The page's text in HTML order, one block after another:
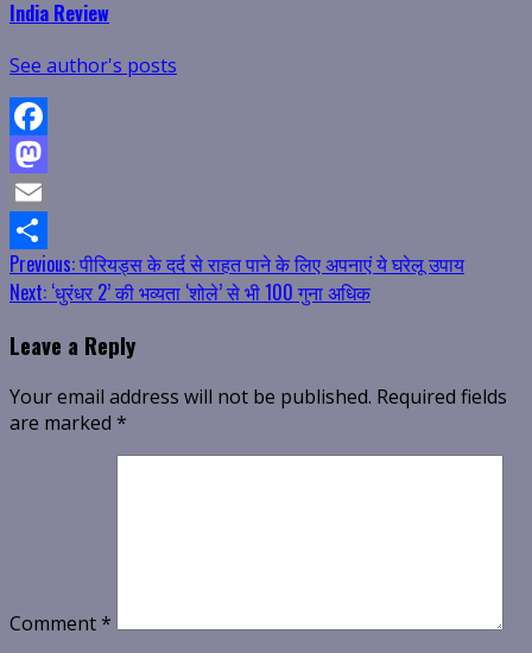
India Review
See author's posts
Facebook
Mastodon
Email
Share
Continue
Reading
Previous:पीरियड्स के दर्द से राहत पाने के लिए अपनाएं ये घरेलू उपाय
Next: ‘धुरंधर 2’ की भव्यता ‘शोले’ से भी 100 गुना अधिक
Leave a Reply
Your email address will not be published. Required fields
are marked *
Comment*